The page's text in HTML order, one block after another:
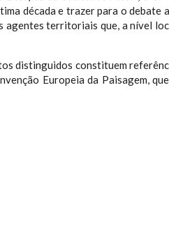
década e trazer para o debate
territoriais que, a nível
distinguidos constituem
Europeia da Paisagem,